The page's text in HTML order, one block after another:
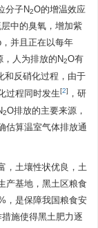
分子N2O的增温效应
中的臭氧，增加紫
并且正在以每年
，人为排放的N2O有
和反硝化过程，由于
过程同时发生[2] ，研
2O排放的主要来源，
估算温室气体排放通
，土壤性状优良，土
产基地，黑土区粮食
，是保障我国粮食安
施使得黑土肥力逐